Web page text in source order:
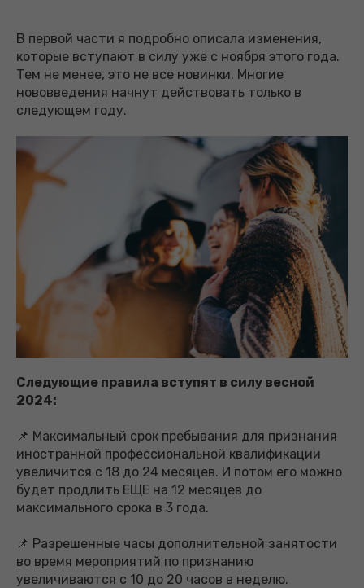
В первой части я подробно описала изменения,
которые вступают в силу уже с ноября этого года.
Тем не менее, это не все новинки. Многие
нововведения начнут действовать только в
следующем году.
Следующие правила вступят в силу весной
2024:
📌 Максимальный срок пребывания для признания
иностранной профессиональной квалификации
увеличится с 18 до 24 месяцев. И потом его можно
будет продлить ЕЩЕ на 12 месяцев до
максимального срока в 3 года.
📌 Разрешенные часы дополнительной занятости
во время мероприятий по признанию
увеличиваются с 10 до 20 часов в неделю.